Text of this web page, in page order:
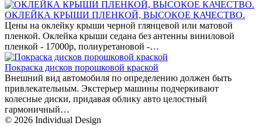
ОКЛЕЙКА КРЫШИ ПЛЕНКОЙ, ВЫСОКОЕ КАЧЕСТВО.
Цены на оклейку крыши черной глянцевой или матовой
пленкой. Оклейка крыши седана без антенны виниловой
пленкой - 17000р, полиуретановой -…
Покраска дисков порошковой краской
Внешний вид автомобиля по определению должен быть
привлекательным. Экстерьер машины подчеркивают
колесные диски, придавая облику авто целостный
гармоничный…
© 2026 Individual Design